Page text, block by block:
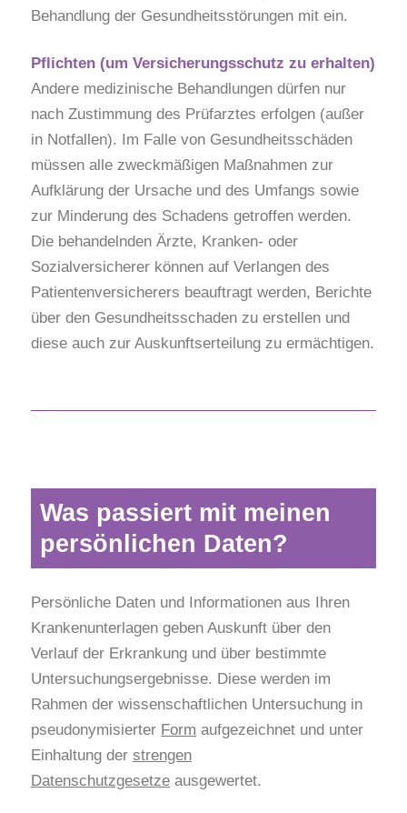
Behandlung der Gesundheitsstörungen mit ein.
Pflichten (um Versicherungsschutz zu erhalten)
Andere medizinische Behandlungen dürfen nur
nach Zustimmung des Prüfarztes erfolgen (außer
in Notfallen). Im Falle von Gesundheitsschäden
müssen alle zweckmäßigen Maßnahmen zur
Aufklärung der Ursache und des Umfangs sowie
zur Minderung des Schadens getroffen werden.
Die behandelnden Ärzte, Kranken- oder
Sozialversicherer können auf Verlangen des
Patientenversicherers beauftragt werden, Berichte
über den Gesundheitsschaden zu erstellen und
diese auch zur Auskunftserteilung zu ermächtigen.
Was passiert mit meinen
persönlichen Daten?
Persönliche Daten und Informationen aus Ihren
Krankenunterlagen geben Auskunft über den
Verlauf der Erkrankung und über bestimmte
Untersuchungsergebnisse. Diese werden im
Rahmen der wissenschaftlichen Untersuchung in
pseudonymisierter Form aufgezeichnet und unter
Einhaltung der strengen
Datenschutzgesetze ausgewertet.